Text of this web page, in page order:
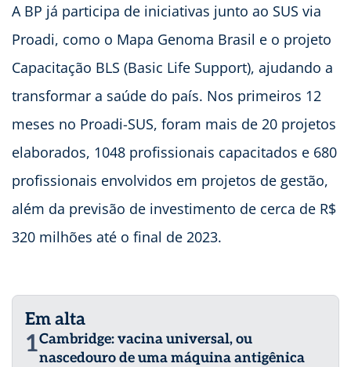
A BP já participa de iniciativas junto ao SUS via
Proadi, como o Mapa Genoma Brasil e o projeto
Capacitação BLS (Basic Life Support), ajudando a
transformar a saúde do país. Nos primeiros 12
meses no Proadi-SUS, foram mais de 20 projetos
elaborados, 1048 profissionais capacitados e 680
profissionais envolvidos em projetos de gestão,
além da previsão de investimento de cerca de R$
320 milhões até o final de 2023.
Em alta
1Cambridge: vacina universal, ou
nascedouro de uma máquina antigênica